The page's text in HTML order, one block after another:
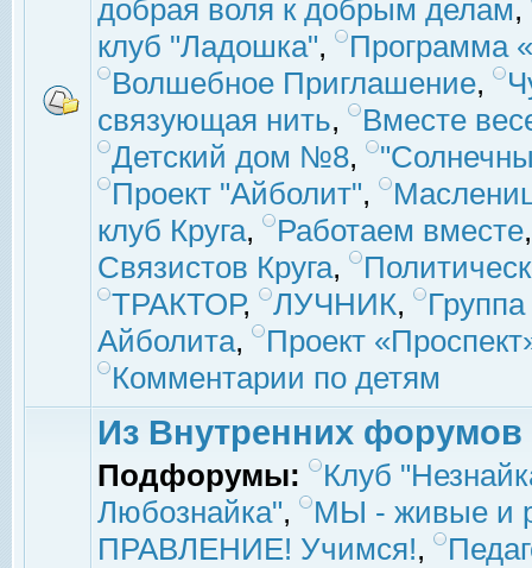
добрая воля к добрым делам,
клуб "Ладошка",
Программа
Волшебное Приглашение,
связующая нить,
Вместе
Детский дом №8,
Проект "Айболит",
клуб Круга, Работаем вместе
Связистов Круга,
ТРАКТОР, ЛУЧНИК,
Айболита,
Проект
Комментарии по детям
Из Внутренних форумов
Подфорумы:
Клуб
Любознайка",
МЫ - живые и
ПРАВЛЕНИЕ! Учимся!,